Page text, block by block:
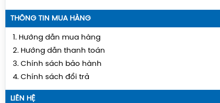
THÔNG TIN MUA HÀNG
1. Hướng dẫn mua hàng
2. Hướng dẫn thanh toán
3. Chính sách bảo hành
4. Chính sách đổi trả
LIÊN HỆ